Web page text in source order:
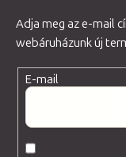
Adja meg az e-mail
webáruházunk új
E-mail